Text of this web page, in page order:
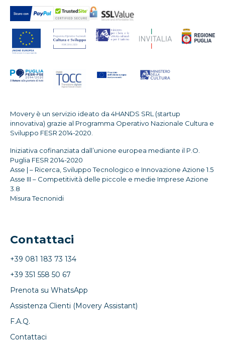
Movery è un servizio ideato da 4HANDS SRL (startup
innovativa) grazie al Programma Operativo Nazionale Cultura e
Sviluppo FESR 2014-2020.
Iniziativa cofinanziata dall’unione europea mediante il P.O.
Puglia FESR 2014-2020
Asse | – Ricerca, Sviluppo Tecnologico e Innovazione Azione 1.5
Asse III – Competitività delle piccole e medie Imprese Azione
3.8
Misura Tecnonidi
Contattaci
+39 081 183 73 134
+39 351 558 50 67
Prenota su WhatsApp
Assistenza Clienti (Movery Assistant)
F.A.Q.
Contattaci